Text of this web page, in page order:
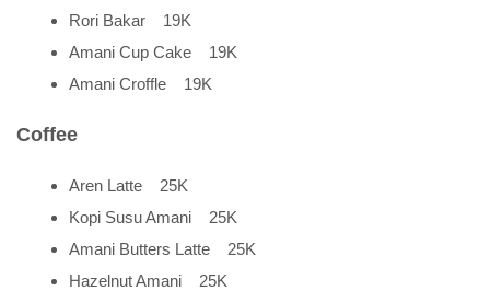
Rori Bakar 19K
Amani Cup Cake 19K
Amani Croffle 19K
Coffee
Aren Latte 25K
Kopi Susu Amani 25K
Amani Butters Latte 25K
Hazelnut Amani 25K